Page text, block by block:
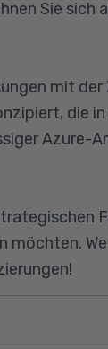
Sie sich
mit
die
Azure-